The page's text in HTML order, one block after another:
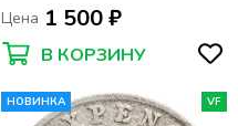
Цена 1 500 ₽
В КОРЗИНУ
НОВИНКА VF